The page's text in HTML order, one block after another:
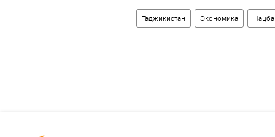
Таджикистан Экономика